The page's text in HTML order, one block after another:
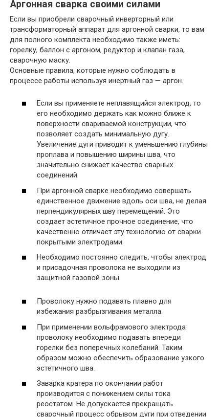
Аргонная сварка своими силами
Если вы приобрели сварочный инверторный или
трансформаторный аппарат для аргонной сварки, то вам
для полного комплекта необходимо также иметь:
горелку, баллон с аргоном, редуктор и клапан газа,
сварочную маску.
Основные правила, которые нужно соблюдать в
процессе работы используя инертный газ — аргон.
Если вы применяете неплавящийся электрод, то
его необходимо держать как можно ближе к
поверхности свариваемой конструкции, что
позволяет создать минимальную дугу.
Увеличение дуги приводит к уменьшению глубины
проплава и повышению ширины шва, что
значительно снижает качество сварных
соединений.
При аргонной сварке необходимо совершать
единственное движение вдоль оси шва, не делая
перпендикулярных шву перемещений. Это
создает эстетичное прочное соединение, что
качественно отличает эту технологию от сварки
покрытыми электродами.
Необходимо постоянно следить, чтобы электрод
и присадочная проволока не выходили из
защитной газовой зоны.
Проволоку нужно подавать плавно для
избежания разбрызгивания металла.
При применении вольфрамового электрода
проволоку необходимо подавать впереди
горелки без поперечных колебаний. Таким
образом можно обеспечить образование узкого
эстетичного шва.
Заварка кратера по окончании работ
производится с понижением силы тока
реостатом. Не допускается прекращать
сварочный процесс обрывом дуги при отведении